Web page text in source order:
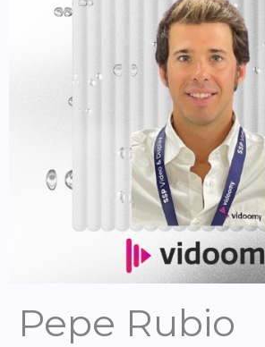
Pepe Rubio